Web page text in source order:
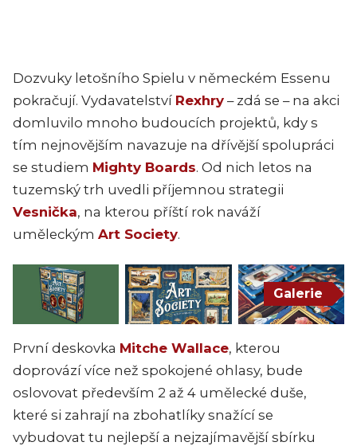
Dozvuky letošního Spielu v německém Essenu
pokračují. Vydavatelství Rexhry – zdá se – na akci
domluvilo mnoho budoucích projektů, kdy s
tím nejnovějším navazuje na dřívější spolupráci
se studiem Mighty Boards. Od nich letos na
tuzemský trh uvedli příjemnou strategii
Vesnička, na kterou příští rok naváží
uměleckým Art Society.
Galerie
První deskovka Mitche Wallace, kterou
doprovází více než spokojené ohlasy, bude
oslovovat především 2 až 4 umělecké duše,
které si zahrají na zbohatlíky snažící se
vybudovat tu nejlepší a nejzajímavější sbírku